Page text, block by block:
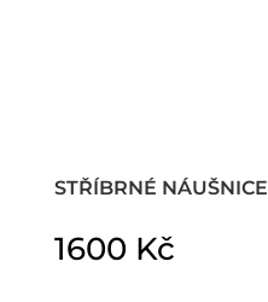
STŘÍBRNÉ
1600 Kč